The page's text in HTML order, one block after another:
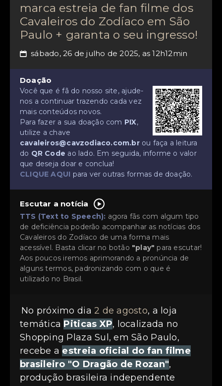
marca estreia de fan filme dos
Cavaleiros do Zodíaco em São
Paulo + garanta o seu ingresso!
📅 sábado, 26 de julho de 2025, as 12h12min
Doação
Você que é fã do nosso site, ajude-
nos a continuar trazendo cada vez
mais conteúdos novos.
Para fazer a sua doação com PIX,
utilize a chave
cavaleiros@cavzodiaco.com.brou faça a leitura
do QR Code ao lado. Em seguida, informe o valor
que deseja doar e conclua!
CLIQUE AQUI para ver outras formas de doação.
Escutar a notícia
TTS (Text to Speech): agora fãs com algum tipo
de deficiência poderão acompanhar as notícias dos
Cavaleiros do Zodíaco de uma forma mais
acessível. Basta clicar no botão "play" para escutar!
Aos poucos iremos aprimorando a pronúncia de
alguns termos, padronizando com o que é
utilizado no Brasil.
No próximo dia 2 de agosto, a loja
temática Piticas XP, localizada no
Shopping Plaza Sul, em São Paulo,
recebe a estreia oficial do fan filme
brasileiro "O Dragão de Rozan",
produção brasileira independente